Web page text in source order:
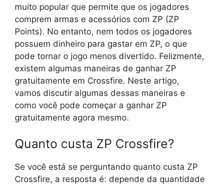
muito popular que permite que os jogadores
comprem armas e acessórios com ZP (ZP
Points). No entanto, nem todos os jogadores
possuem dinheiro para gastar em ZP, o que
pode tornar o jogo menos divertido. Felizmente,
existem algumas maneiras de ganhar ZP
gratuitamente em Crossfire. Neste artigo,
vamos discutir algumas dessas maneiras e
como você pode começar a ganhar ZP
gratuitamente agora mesmo.
Quanto custa ZP Crossfire?
Se você está se perguntando quanto custa ZP
Crossfire, a resposta é: depende da quantidade